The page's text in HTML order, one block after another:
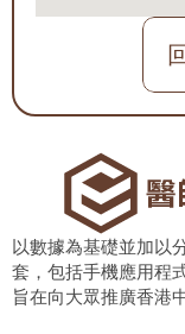
以數據為基礎並加以
套，包括手機應用程
旨在向大眾推廣香港